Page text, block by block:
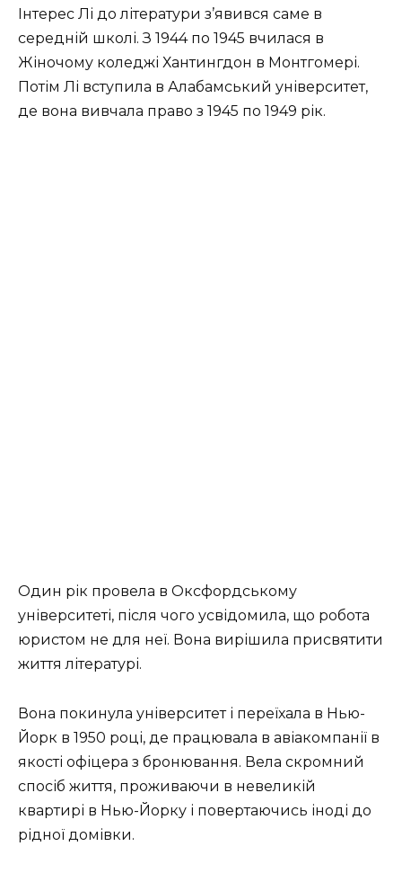
Інтерес Лі до літератури з’явився саме в
середній школі. З 1944 по 1945 вчилася в
Жіночому коледжі Хантингдон в Монтгомері.
Потім Лі вступила в Алабамський університет,
де вона вивчала право з 1945 по 1949 рік.
Один рік провела в Оксфордському
університеті, після чого усвідомила, що робота
юристом не для неї. Вона вирішила присвятити
життя літературі.
Вона покинула університет і переїхала в Нью-
Йорк в 1950 році, де працювала в авіакомпанії в
якості офіцера з бронювання. Вела скромний
спосіб життя, проживаючи в невеликій
квартирі в Нью-Йорку і повертаючись іноді до
рідної домівки.